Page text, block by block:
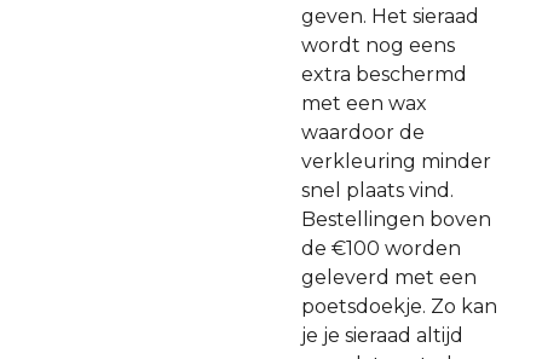
geven. Het sieraad
wordt nog eens
extra beschermd
met een wax
waardoor de
verkleuring minder
snel plaats vind.
Bestellingen boven
de €100 worden
geleverd met een
poetsdoekje. Zo kan
je je sieraad altijd